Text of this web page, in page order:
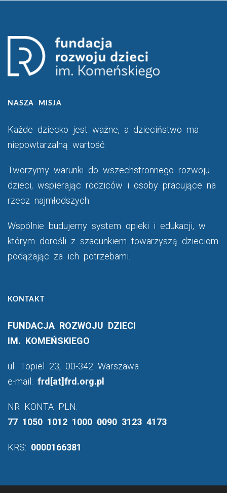
NASZA MISJA
Każde dziecko jest ważne, a dzieciństwo ma
niepowtarzalną wartość.
Tworzymy warunki do wszechstronnego rozwoju
dzieci, wspierając rodziców i osoby pracujące na
rzecz najmłodszych.
Wspólnie budujemy system opieki i edukacji, w
którym dorośli z szacunkiem towarzyszą dzieciom
podążając za ich potrzebami.
KONTAKT
FUNDACJA ROZWOJU DZIECI
IM. KOMEŃSKIEGO
ul. Topiel 23, 00-342 Warszawa
e-mail: frd[at]frd.org.pl
NR KONTA PLN:
77 1050 1012 1000 0090 3123 4173
KRS: 0000166381